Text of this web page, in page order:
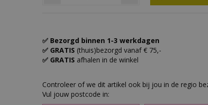
✅ Bezorgd binnen 1-3 werkdagen
✅ GRATIS (thuis)bezorgd vanaf € 75,-
✅ GRATIS afhalen in de winkel
Controleer of we dit artikel ook bij jou in de regio
Vul jouw postcode in: